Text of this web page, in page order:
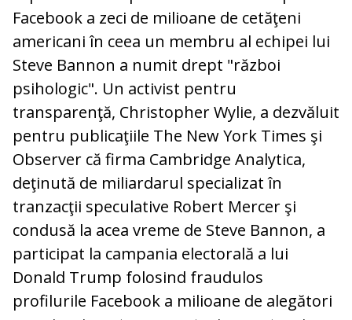
Facebook a zeci de milioane de cetăţeni
americani în ceea un membru al echipei lui
Steve Bannon a numit drept "război
psihologic". Un activist pentru
transparenţă, Christopher Wylie, a dezvăluit
pentru publicaţiile The New York Times şi
Observer că firma Cambridge Analytica,
deţinută de miliardarul specializat în
tranzacţii speculative Robert Mercer şi
condusă la acea vreme de Steve Bannon, a
participat la campania electorală a lui
Donald Trump folosind fraudulos
profilurile Facebook a milioane de alegători